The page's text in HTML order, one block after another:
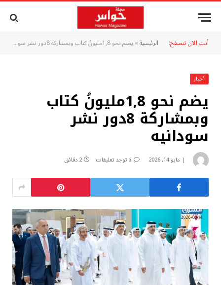
أنت الآن تتصفح: الرئيسية» يضم نحو 1,8مليونُ كتاب وبمشاركة 8دور نشر سودانيه
أخبار
يضم نحو 1,8مليونُ كتاب
وبمشاركة 8دور نشر
سودانيه
مايو 14, 2026 لا توجد تعليقات 2 دقائق